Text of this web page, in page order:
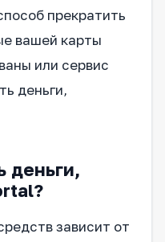
прекратить
вашей карты
или сервис
деньги,
деньги,
зависит от